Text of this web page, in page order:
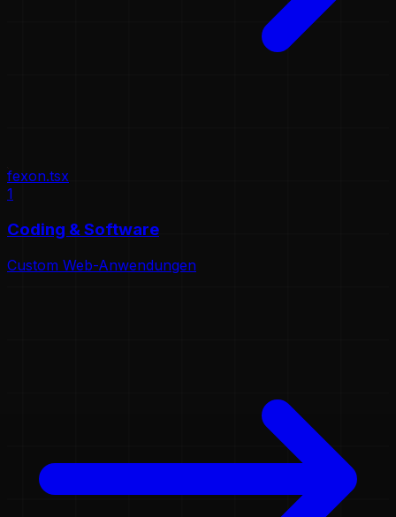
fexon.tsx
1
Coding & Software
Custom Web-Anwendungen